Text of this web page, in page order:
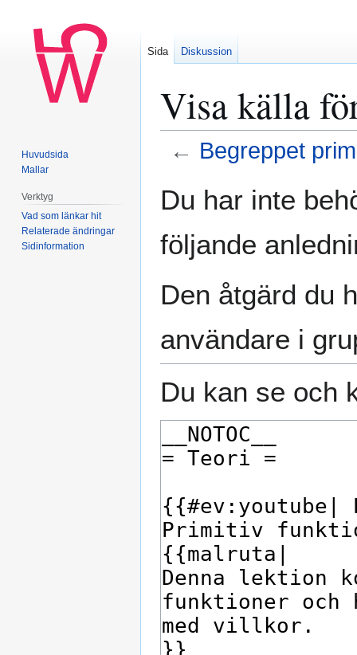
Visa källa
← Begreppet
Du har inte
följande
Den åtgärd du
användare i
Du kan se och
Sida Diskussion
Huvudsida
Mallar
Verktyg
Vad som länkar hit
Relaterade ändringar
Sidinformation